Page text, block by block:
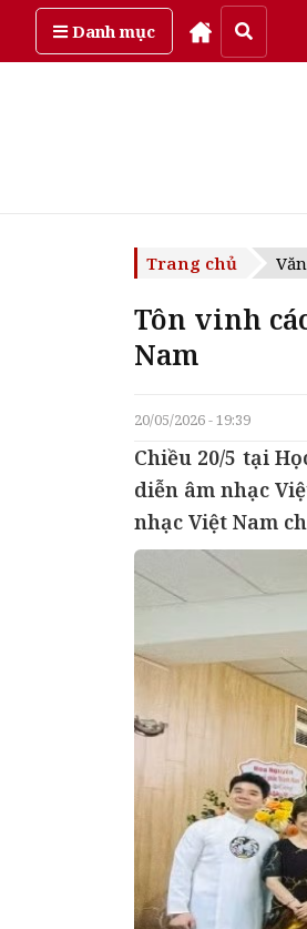
Danh mụcThứ sáu, ngày 7/08/
Trang chủ
Tôn vinh
Nam
20/05/2026 - 19:39
Chiều 20/5 tại
diễn âm nhạc
nhạc Việt Nam